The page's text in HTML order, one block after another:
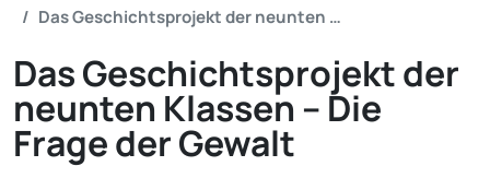
Das Geschichtsprojekt der neunten …
Das Geschichtsprojekt der
neunten Klassen – Die
Frage der Gewalt